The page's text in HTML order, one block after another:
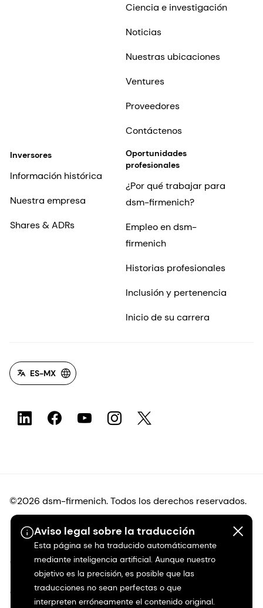
Aviso legal sobre la traducción
Esta página se ha traducido automáticamente
mediante inteligencia artificial. Aunque nuestro
objetivo es la precisión, es posible que las
traducciones no sean perfectas o que
interpreten erróneamente el contenido original.
Ciencia e investigación
Noticias
Nuestras ubicaciones
Ventures
Proveedores
Contáctenos
Inversores
Información histórica
Nuestra empresa
Shares & ADRs
Oportunidades
profesionales
¿Por qué trabajar para
dsm-firmenich?
Empleo en dsm-
firmenich
Historias profesionales
Inclusión y pertenencia
Inicio de su carrera
ES-MX
©2026 dsm-firmenich. Todos los derechos reservados.
Protección de datos
Condiciones de uso
Condiciones generales